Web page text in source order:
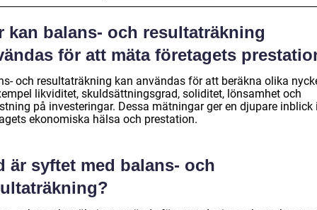
kan balans- och resultaträkning
för att mäta företagets
och resultaträkning kan användas för att beräkna olika
likviditet, skuldsättningsgrad, soliditet, lönsamhet och
på investeringar. Dessa mätningar ger en djupare inblick
ekonomiska hälsa och prestation.
är syftet med balans- och